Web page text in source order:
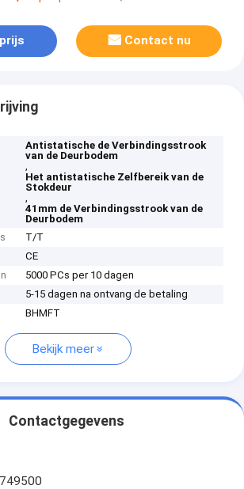
Contact nu
Antistatische de Verbindingsstrook
van de Deurbodem
,
Het antistatische Zelfbereik van de
Stokdeur
,
41mm de Verbindingsstrook van de
Deurbodem
T/T
CE
5000 PCs per 10 dagen
5-15 dagen na ontvang de betaling
BHMFT
Bekijk meer
Contactgegevens